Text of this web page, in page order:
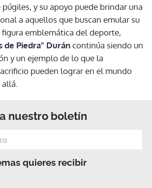
y su apoyo puede brindar una
a aquellos que buscan emular su
emblemática del deporte,
de Piedra" Duráncontinúa siendo un
y un ejemplo de lo que la
pueden lograr en el mundo
allá.
nuestro boletín
quieres recibir